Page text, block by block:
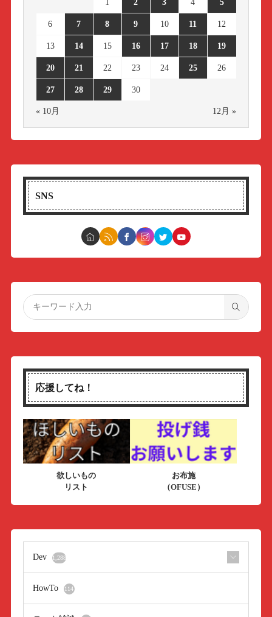
1 2 3 4 5
6 7 8 9 10 11 12
13 14 15 16 17 18 19
20 21 22 23 24 25 26
27 28 29 30
« 10月 12月 »
SNS
応援してね！
欲しいもの
リスト
お布施
（OFUSE）
Dev 1,288
HowTo 114